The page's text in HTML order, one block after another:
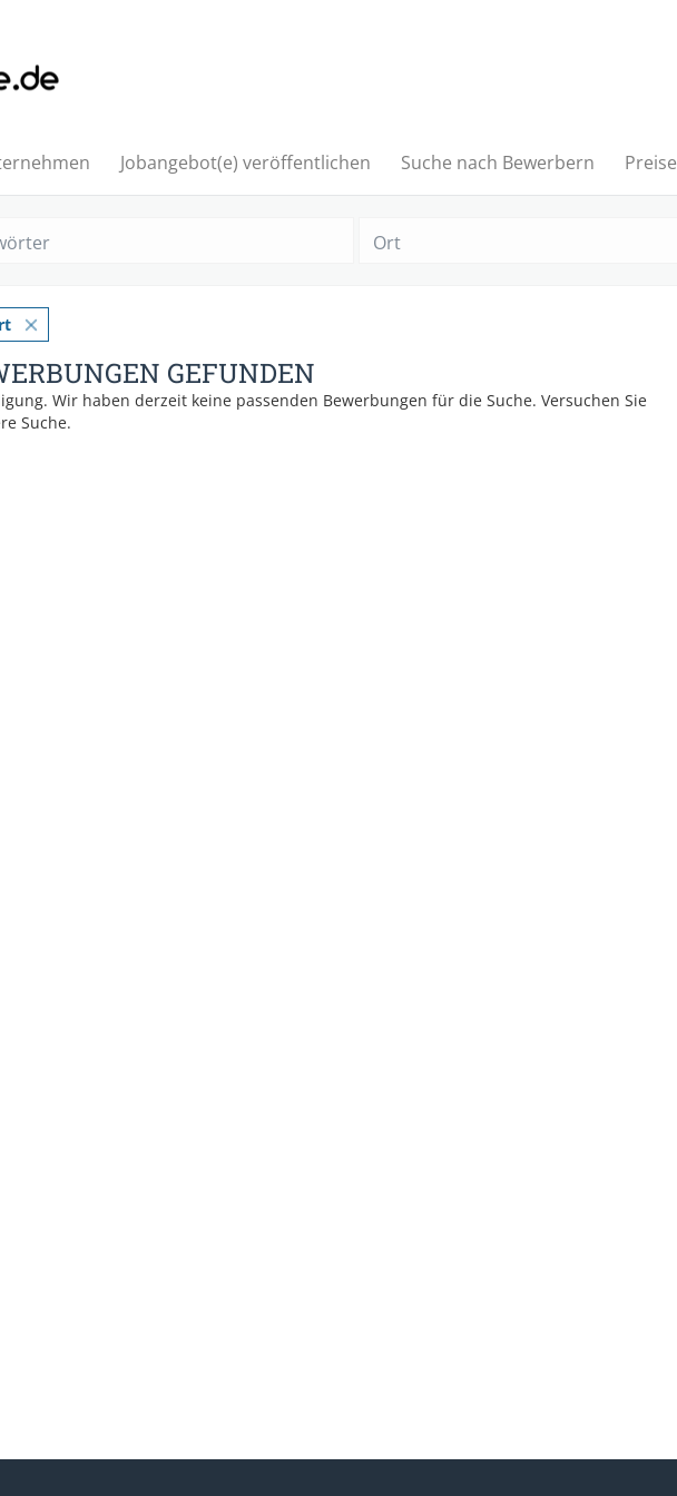
Jobangebot(e) veröffentlichen Suche nach Bewerbern Preise
GEFUNDEN
Wir haben derzeit keine passenden Bewerbungen für die Suche. Versuchen Sie
Suche.